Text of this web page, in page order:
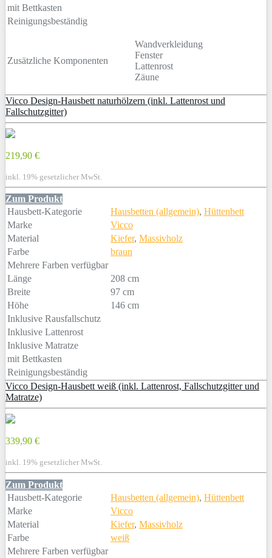
mit Bettkasten
Reinigungsbeständig
Zusätzliche Komponenten
Wandverkleidung
Fenster
Lattenrost
Zäune
Vicco Design-Hausbett naturhölzern (inkl. Lattenrost und
Fallschutzgitter)
219,90 €
inkl. 19% gesetzlicher MwSt.
Zum Produkt
Hausbett-Kategorie
Hausbetten (allgemein), Hüttenbett
Marke
Vicco
Material
Kiefer, Massivholz
Farbe
braun
Mehrere Farben verfügbar
Länge
208 cm
Breite
97 cm
Höhe
146 cm
Inklusive Rausfallschutz
Inklusive Lattenrost
Inklusive Matratze
mit Bettkasten
Reinigungsbeständig
Vicco Design-Hausbett weiß (inkl. Lattenrost, Fallschutzgitter und
Matratze)
339,90 €
inkl. 19% gesetzlicher MwSt.
Zum Produkt
Hausbett-Kategorie
Hausbetten (allgemein), Hüttenbett
Marke
Vicco
Material
Kiefer, Massivholz
Farbe
weiß
Mehrere Farben verfügbar